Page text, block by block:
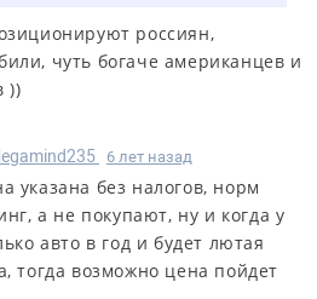
россиян,
чуть богаче американцев и
))
6 лет назад
указана без налогов, норм
а не покупают, ну и когда у
авто в год и будет лютая
тогда возможно цена пойдет